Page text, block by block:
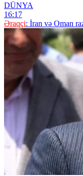
DÜNYA
16:17
Əraqçi: İran və Oman